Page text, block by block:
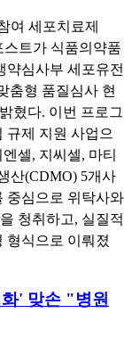
여 세포치료제
트가 식품의약품
약심사부 세포유전
춤형 품질심사 현
혔다. 이번 프로그
규제 지원 사업으
셀, 지씨셀, 마티
산(CDMO) 5개사
중심으로 위탁사와
청취하고, 실질적
형식으로 이뤄졌
' 맞손 "병원